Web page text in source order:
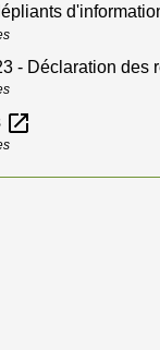
- Déclaration des
open_in_new